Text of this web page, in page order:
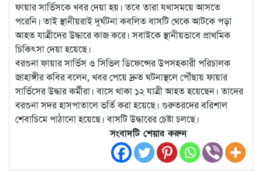
ফায়ার সার্ভিসকে খবর দেয়া হয়। তবে তারা যথাসময়ে আসতে
পরেনি। তাই স্থানীয়রাই দুর্ঘটনা কবলিত বাসটি থেকে আটকে পড়া
আহত যাত্রীদের উদ্ধারে কাজ করে। সবাইকে স্থানীয়ভাবে প্রাথমিক
চিকিৎসা দেয়া হয়েছে।
বরগুনা ফায়ার সার্ভিস ও সিভিল ডিফেন্সের উপসহকারী পরিচালক
জাহাঙ্গীর কবির বলেন, খবর পেয়ে দ্রুত ঘটনাস্থলে পৌঁছায় ফায়ার
সার্ভিসের উদ্ধার কর্মীরা। বাসে থাকা ১২ যাত্রী আহত হয়েছেন। তাদের
বরগুনা সদর হাসপাতালে ভর্তি করা হয়েছে। গুরুতরদের বরিশাল
শেবাচিমে পাঠানো হয়েছে। বাসটি উদ্ধারের চেষ্টা চলছে।
সংবাদটি শেয়ার করুন